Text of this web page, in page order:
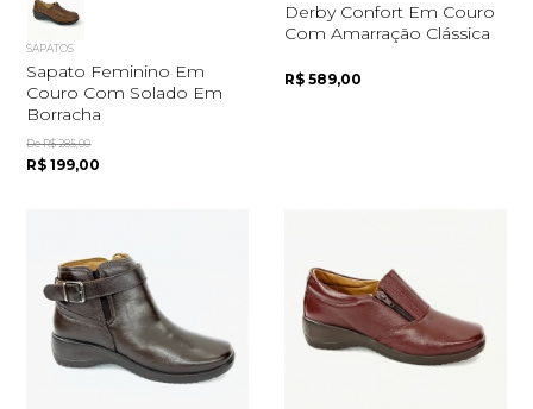
SAPATOS
Sapato Feminino Em
Couro Com Solado Em
Borracha
De R$ 285,00
R$ 199,00
Derby Confort Em Couro
Com Amarração Clássica
R$ 589,00